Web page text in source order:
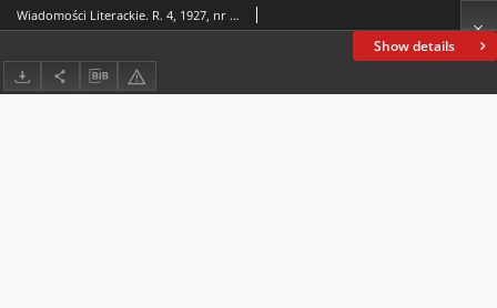
Show details
Wiadomości Literackie. R. 4, 1927, nr 41 (197), 9 X